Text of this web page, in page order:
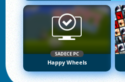
SADECE PC
Happy Wheels